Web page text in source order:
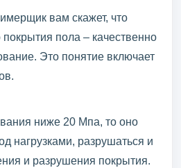
вам скажет, что
покрытия пола – качественно
Это понятие включает
ниже 20 Мпа, то оно
нагрузками, разрушаться и
и разрушения покрытия.